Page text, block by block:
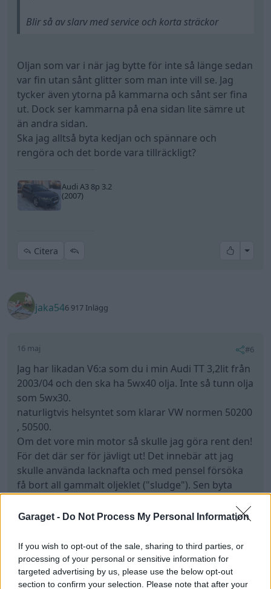
Garaget - Do Not Process My Personal Information
If you wish to opt-out of the sale, sharing to third parties, or
processing of your personal or sensitive information for
targeted advertising by us, please use the below opt-out
section to confirm your selection. Please note that after your
Blir så av slarv med service och korta sträckor
Oljan som var i när jag bytte för inte så länge sedan
var fin utan sånt glitter som man inte vill se. Jag
tycker även ytorna på kammarna och sånt ser fina
ut. Dock ser kammarna på ena sidan lite sämre ut
än andra sidan.
Ska jag alltså byta kedjan och spännare och
rengöra och det borde vara tillräckligt?
Audi A3 8p 3.2
(2007)
Citera All
jaka546 917 Inlägg
16 maj #6
Jag har likadan V6:a som du i min Audi TT 3,2lit från
2003/04 och den ska ha 5wx40 olja. Inte så tunn olja
som 5wx30.
naturligtvis helsyntet som klarar VW normen 50200
, 50500.
Om det vore min motor så skulle jag göra rent den!
För det där ser för jävligt ut! Det innebär att jag
skulle använda lacknafta och med pensel försöka
få bort all gammalt oljeklet ("sludge"). Sen byta
osv.
igen.
Chevrolet Camaro
LT"LT" (1976)
Audi 100 Avant
2,0E (1989)